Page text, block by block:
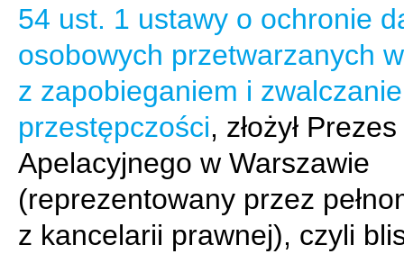
54 ust. 1 ustawy o ochronie
osobowych przetwarzanych
z zapobieganiem i
przestępczości, złożył
Apelacyjnego w Warszawie
(reprezentowany przez
z kancelarii prawnej), czyli